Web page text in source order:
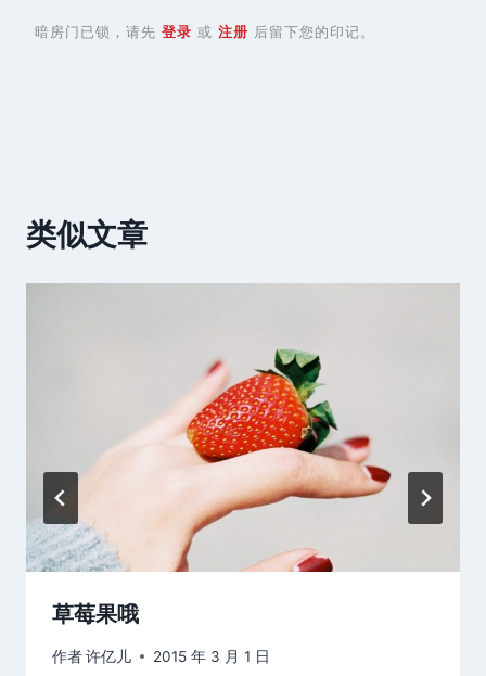
暗房门已锁，请先 登录 或 注册 后留下您的印记。
类似文章
草莓果哦
作者许亿儿 2015 年 3 月 1 日